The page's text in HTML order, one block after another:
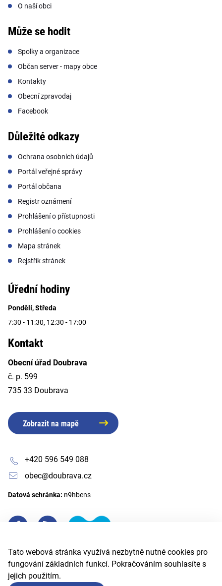
Tato webová stránka využívá nezbytně nutné cookies pro
fungování základních funkcí. Pokračováním souhlasíte s
jejich použitím.
O naší obci
Může se hodit
Spolky a organizace
Občan server - mapy obce
Kontakty
Obecní zpravodaj
Facebook
Důležité odkazy
Ochrana osobních údajů
Portál veřejné správy
Portál občana
Registr oznámení
Prohlášení o přístupnosti
Prohlášení o cookies
Mapa stránek
Rejstřík stránek
Úřední hodiny
Pondělí, Středa
7:30 - 11:30, 12:30 - 17:00
Kontakt
Obecní úřad Doubrava
č. p. 599
735 33 Doubrava
Zobrazit na mapě
+420 596 549 088
obec@doubrava.cz
Datová schránka: n9hbens